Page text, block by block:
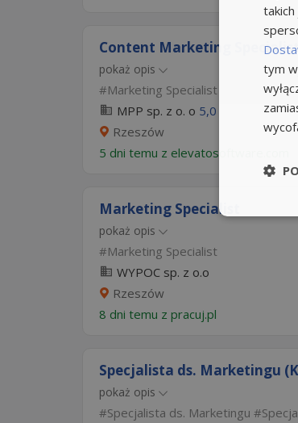
Content Marketing
pokaż opis
Marketing Specialist
MPP sp. z o. o 5,0
Rzeszów
5 dni temu z elevatosoftware.com
Marketing Specialist
pokaż opis
Marketing Specialist
WYPOC sp. z o.o
Rzeszów
8 dni temu z pracuj.pl
Specjalista ds. Marketingu
pokaż opis
Specjalista ds. Marketingu
tym